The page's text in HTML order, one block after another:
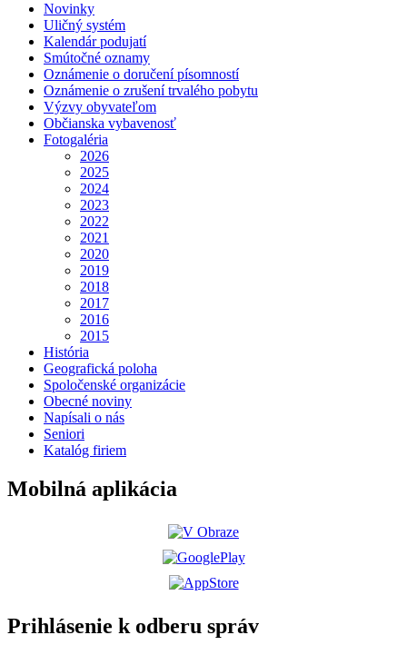
Novinky
Uličný systém
Kalendár podujatí
Smútočné oznamy
Oznámenie o doručení písomností
Oznámenie o zrušení trvalého pobytu
Výzvy obyvateľom
Občianska vybavenosť
Fotogaléria
2026
2025
2024
2023
2022
2021
2020
2019
2018
2017
2016
2015
História
Geografická poloha
Spoločenské organizácie
Obecné noviny
Napísali o nás
Seniori
Katalóg firiem
Mobilná aplikácia
Prihlásenie k odberu správ